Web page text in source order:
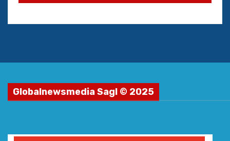
Globalnewsmedia Sagl © 2025